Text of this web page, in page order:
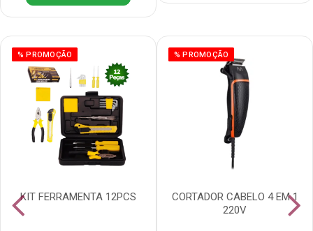
% PROMOÇÃO
KIT FERRAMENTA 12PCS
% PROMOÇÃO
CORTADOR CABELO 4 EM 1
220V